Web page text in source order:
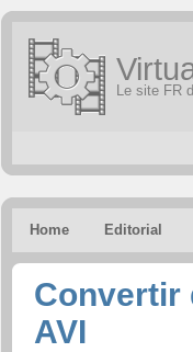
Le site FR
Home Editorial
Convertir
AVI